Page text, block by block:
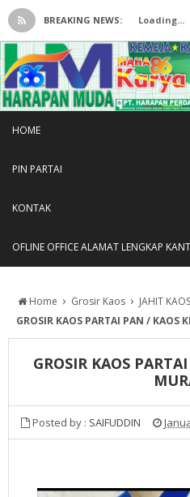
BREAKING NEWS: Loading...
HOME
PIN PARTAI
KONTAK
OFLINE OFFICE ALAMAT LENGKAP
Home › Grosir Kaos › JAHIT KAOS
GROSIR KAOS PARTAI PAN / KAOS
GROSIR KAOS
Posted by : SAIFUDDIN